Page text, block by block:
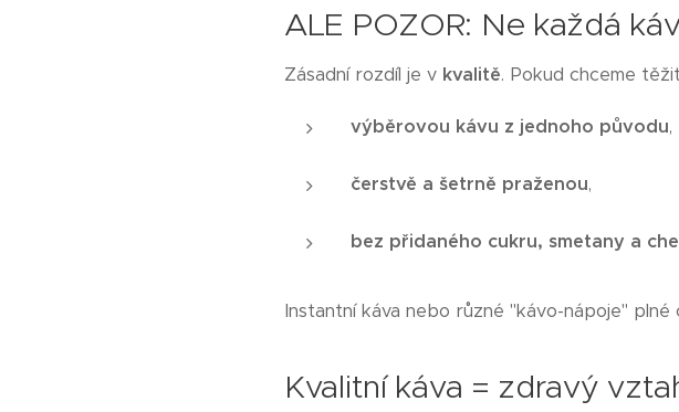
ALE POZOR: Ne každá
Zásadní rozdíl je v kvalitě. Pokud chceme
výběrovou kávu z jednoho původu,
čerstvě a šetrně praženou,
bez přidaného cukru, smetany a
Instantní káva nebo různé "kávo-nápoje"
Kvalitní káva = zdravý